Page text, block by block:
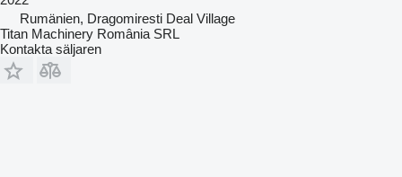
Rumänien, Dragomiresti Deal Village
Titan Machinery România SRL
Kontakta säljaren